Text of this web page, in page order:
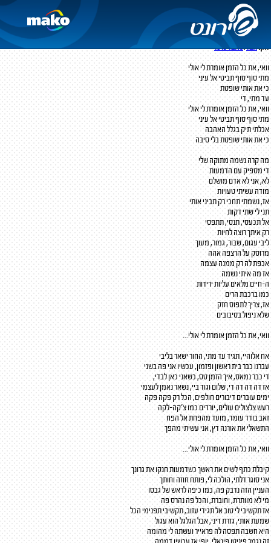
את אותי שופטת
סאבלימינל והצל
הצלוסאבלימינל
לחן:הצלוסאבלימינל
וואי, את כל הזמן אומרת לי אולי
מתי סוף סוף תביטי אל עיני
כי את אותי שופטת
עד מתי, די
וואי, את כל הזמן אומרת לי אולי
מתי סוף סוף תביטי אל עיני
אכלתי תיק בגלל האהבה
כי את אותי שופטת בלי סיבה
מה קרה נשמה מתוקה שלי
די מספיק עם הדמעות
לא, אני לא אדם מושלם
מודה עשיתי טעויות
אז, נשמתי תחכי רק תביני אותי
תני לי שתי דקות
אל תכעסי, תנסי, תתפסי
רק איתך רוצה לחיות
ליבי עגום, שבור, גמור, מעוך
מרוסק על הרצפה אהה
אכפת לה רק ממנה עצמה
אז מה איתי נשמה
ה-חיים מלאים עליות ירידות
כמו ברכבת הרים
אז, צריך לתפוס חזק
שלא ניפול בסיבובים
וואי, את כל הזמן אומרת לי אולי...
אח אלוהיי, תגיד עד מתי, החור ישאר בליבי
עברנו כבר בית ראשון ופזמון, עכשיו אני פה בשני
די כבר נמאס, איך הזמן טס, כשאני כאן לבדי,
אז דה דה דה די, שלום וגוד ביי, נשאר נאמן לעצמי
ימים עוברים דיבורים חולפים, הכל רק פקה פקה
רעש צלצולים עולים, יורדים כמו צ'קה-לקה
זאב בודד עומד, מועד מהפחת אל הפח
התשאלי את אורנה דץ, אני עשיתי מהפך
וואי, את כל הזמן אומרת לי אולי...
קיבלת כתף לשים את ראשך כשדמעות חנקו את גרונך
אני סוגר דלתי, הולכה לי, פותח חוזה וחותך
העניין הזה נדבק פה, כמו כיפה לראש של גבסו
מי לא מוותרת, וחוברת, והכל פה נהרס פה
אז תקשיבי לי טוב אל תגידי עזוב, תקשיבי תפנימי הכל
שמעת אותי, גזרת דיני, אבל הגלגל הוא עגול
היא חשבה תפסה לה פראייר ועשתה לי מהומה